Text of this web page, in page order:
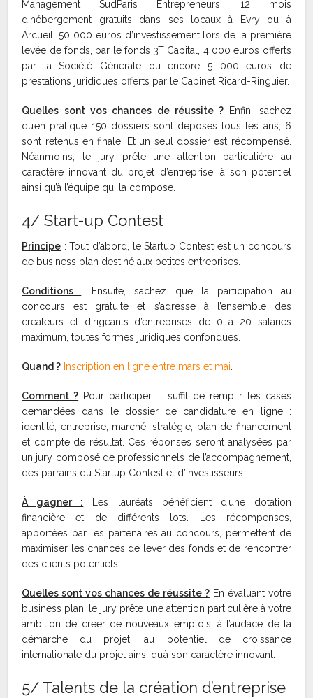
Management SudParis Entrepreneurs, 12 mois
d’hébergement gratuits dans ses locaux à Evry ou à
Arcueil, 50 000 euros d’investissement lors de la première
levée de fonds, par le fonds 3T Capital, 4 000 euros offerts
par la Société Générale ou encore 5 000 euros de
prestations juridiques offerts par le Cabinet Ricard-Ringuier.
Quelles sont vos chances de réussite ? Enfin, sachez
qu’en pratique 150 dossiers sont déposés tous les ans, 6
sont retenus en finale. Et un seul dossier est récompensé.
Néanmoins, le jury prête une attention particulière au
caractère innovant du projet d’entreprise, à son potentiel
ainsi qu’à l’équipe qui la compose.
4/ Start-up Contest
Principe : Tout d’abord, le Startup Contest est un concours
de business plan destiné aux petites entreprises.
Conditions : Ensuite, sachez que la participation au
concours est gratuite et s’adresse à l’ensemble des
créateurs et dirigeants d’entreprises de 0 à 20 salariés
maximum, toutes formes juridiques confondues.
Quand ? Inscription en ligne entre mars et mai
Comment ? Pour participer, il suffit de remplir les cases
demandées dans le dossier de candidature en ligne :
identité, entreprise, marché, stratégie, plan de financement
et compte de résultat. Ces réponses seront analysées par
un jury composé de professionnels de l’accompagnement,
des parrains du Startup Contest et d’investisseurs.
À gagner : Les lauréats bénéficient d’une dotation
financière et de différents lots. Les récompenses,
apportées par les partenaires au concours, permettent de
maximiser les chances de lever des fonds et de rencontrer
des clients potentiels.
Quelles sont vos chances de réussite ?En évaluant votre
business plan, le jury prête une attention particulière à votre
ambition de créer de nouveaux emplois, à l’audace de la
démarche du projet, au potentiel de croissance
internationale du projet ainsi qu’à son caractère innovant.
5/ Talents de la création d’entreprise